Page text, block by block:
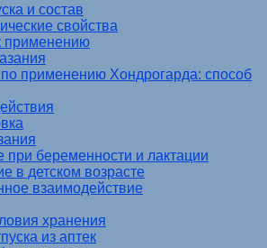
и состав
свойства
применению
применению Хондрогарда: способ
беременности и лактации
в детском возрасте
взаимодействие
хранения
из аптек